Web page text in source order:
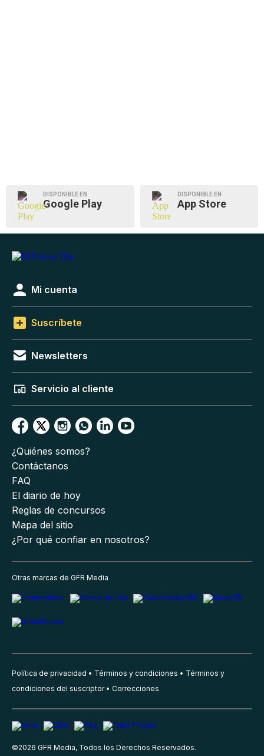
DISPONIBLE EN
Google Play
DISPONIBLE EN
App Store
Mi cuenta
Suscríbete
Newsletters
Servicio al cliente
¿Quiénes somos?
Contáctanos
FAQ
El diario de hoy
Reglas de concursos
Mapa del sitio
¿Por qué confiar en nosotros?
Otras marcas de GFR Media
Política de privacidad Términos y condiciones
Términos y
condiciones del suscriptor
Correcciones
©2026 GFR Media, Todos los Derechos Reservados.